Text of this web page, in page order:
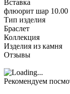
Вставка
флюорит шар 10.00
Тип изделия
Браслет
Коллекция
Изделия из камня
Отзывы
Рекомендуем